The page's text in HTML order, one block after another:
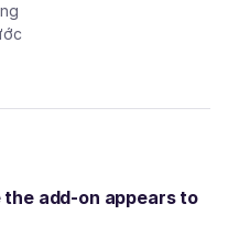
add-on appears to